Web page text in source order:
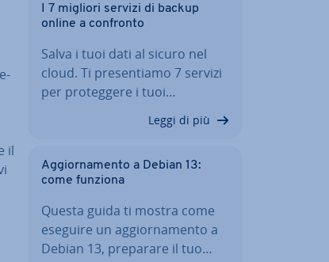
il
I 7 migliori servizi di backup
online a confronto
Salva i tuoi dati al sicuro nel
cloud. Ti pre­sen­tia­mo 7 servizi
per pro­teg­ge­re i tuoi…
Leggi di più
Ag­gior­na­men­to a Debian 13:
come funziona
Questa guida ti mostra come
eseguire un ag­gior­na­men­to a
Debian 13, preparare il tuo…